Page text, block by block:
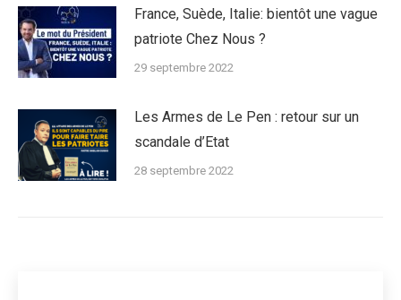
France, Suède, Italie: bientôt une vague
patriote Chez Nous ?
29 septembre 2022
Les Armes de Le Pen : retour sur un
scandale d’Etat
28 septembre 2022